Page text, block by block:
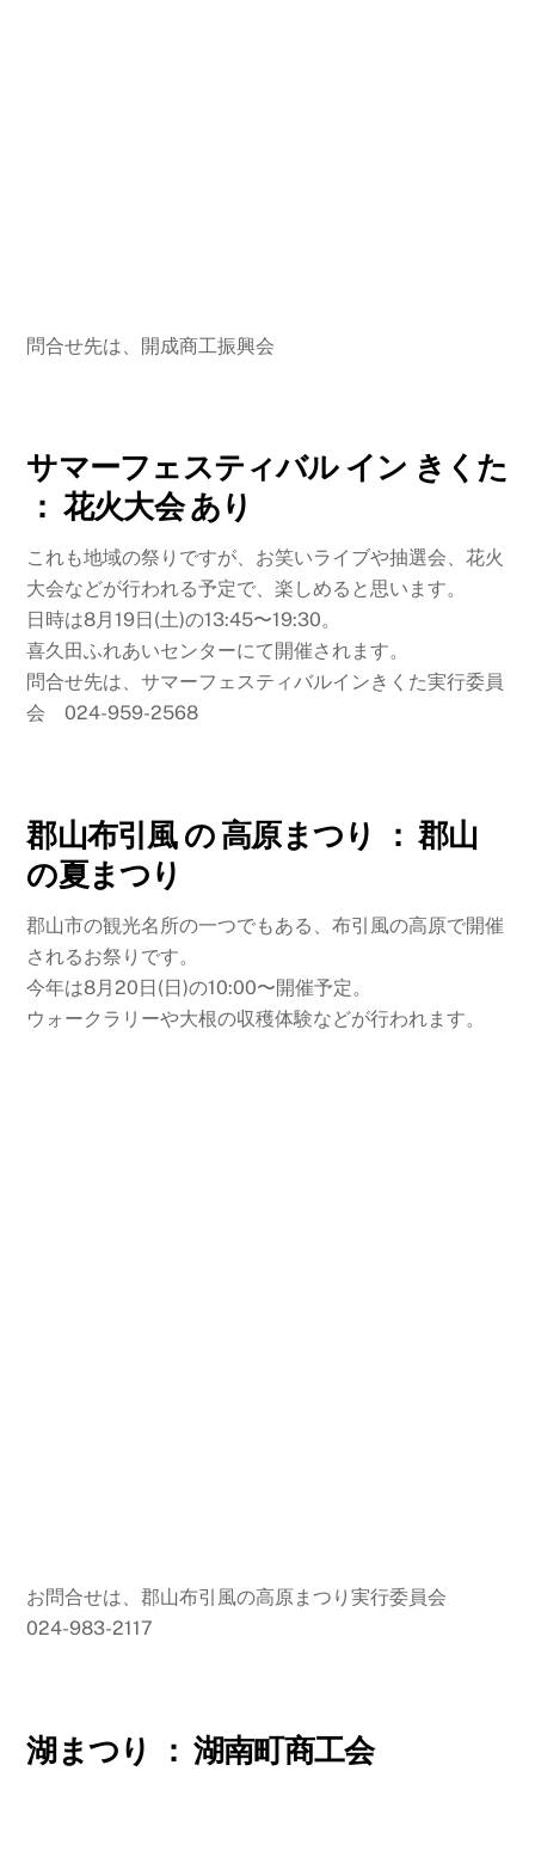
問合せ先は、開成商工振興会
サマーフェスティバル イン きくた
： 花火大会 あり
これも地域の祭りですが、お笑いライブや抽選会、花火
大会などが行われる予定で、楽しめると思います。
日時は8月19日(土)の13:45〜19:30。
喜久田ふれあいセンターにて開催されます。
問合せ先は、サマーフェスティバルインきくた実行委員
会 024-959-2568
郡山布引風 の 高原まつり ： 郡山
の夏まつり
郡山市の観光名所の一つでもある、布引風の高原で開催
されるお祭りです。
今年は8月20日(日)の10:00〜開催予定。
ウォークラリーや大根の収穫体験などが行われます。
お問合せは、郡山布引風の高原まつり実行委員会
024-983-2117
湖まつり ： 湖南町商工会